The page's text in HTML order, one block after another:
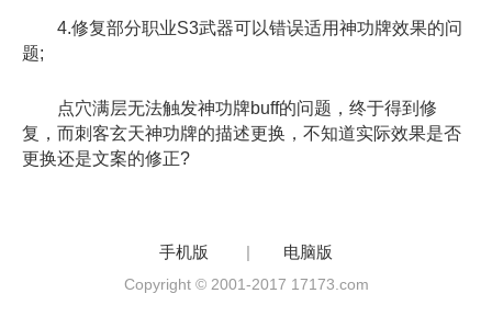
4.修复部分职业S3武器可以错误适用神功牌效果的问
题;
点穴满层无法触发神功牌buff的问题，终于得到修
复，而刺客玄天神功牌的描述更换，不知道实际效果是否
更换还是文案的修正?
手机版 | 电脑版
Copyright © 2001-2017 17173.com